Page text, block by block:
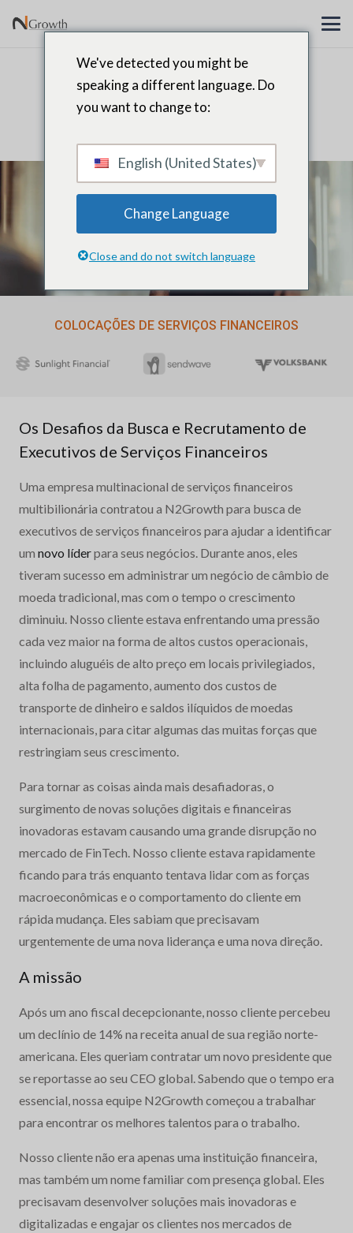
Busca e Recrutamento de
Executivos de Serviços
COLOCAÇÕES DE SERVIÇOS FINANCEIROS
Os Desafios da Busca e Recrutamento de
Executivos de Serviços Financeiros
Uma empresa multinacional de serviços financeiros
multibilionária contratou a N2Growth para busca de
executivos de serviços financeiros para ajudar a identificar
um novo líderpara seus negócios. Durante anos, eles
tiveram sucesso em administrar um negócio de câmbio de
moeda tradicional, mas com o tempo o crescimento
diminuiu. Nosso cliente estava enfrentando uma pressão
cada vez maior na forma de altos custos operacionais,
incluindo aluguéis de alto preço em locais privilegiados,
alta folha de pagamento, aumento dos custos de
transporte de dinheiro e saldos ilíquidos de moedas
internacionais, para citar algumas das muitas forças que
restringiam seus crescimento.
Para tornar as coisas ainda mais desafiadoras, o
surgimento de novas soluções digitais e financeiras
inovadoras estavam causando uma grande disrupção no
mercado de FinTech. Nosso cliente estava rapidamente
ficando para trás enquanto tentava lidar com as forças
macroeconômicas e o comportamento do cliente em
rápida mudança. Eles sabiam que precisavam
urgentemente de uma nova liderança e uma nova direção.
A missão
Após um ano fiscal decepcionante, nosso cliente percebeu
um declínio de 14% na receita anual de sua região norte-
americana. Eles queriam contratar um novo presidente que
se reportasse ao seu CEO global. Sabendo que o tempo era
essencial, nossa equipe N2Growth começou a trabalhar
para encontrar os melhores talentos para o trabalho.
Nosso cliente não era apenas uma instituição financeira,
mas também um nome familiar com presença global. Eles
precisavam desenvolver soluções mais inovadoras e
digitalizadas e engajar os clientes nos mercados de
We've detected you might be
speaking a different language. Do
you want to change to:
English (United States)
Change Language
Close and do not switch language